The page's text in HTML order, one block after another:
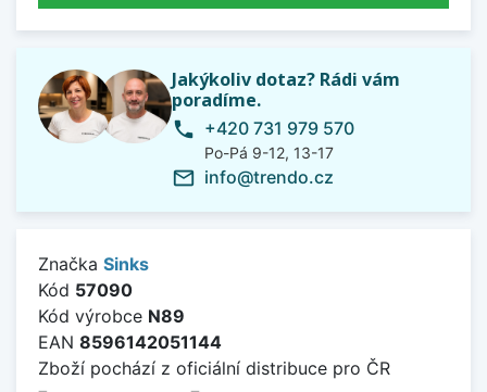
Jakýkoliv dotaz? Rádi vám
poradíme.
phone +420 731 979 570
Po-Pá 9-12, 13-17
mail_outline info@trendo.cz
Značka Sinks
Kód 57090
Kód výrobce N89
EAN 8596142051144
Zboží pochází z oficiální distribuce pro ČR